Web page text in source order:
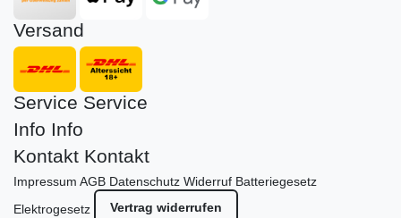
Versand
Service Service
Info Info
Kontakt Kontakt
Impressum AGB Datenschutz Widerruf Batteriegesetz
Elektrogesetz
Vertrag widerrufen